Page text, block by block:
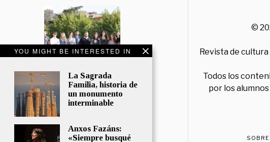
YOU MIGHT BE INTERESTED IN
La Sagrada
Familia, historia de
un monumento
interminable
Anxos Fazáns:
«Siempre busqué
©
Revista de
Todos los
por los